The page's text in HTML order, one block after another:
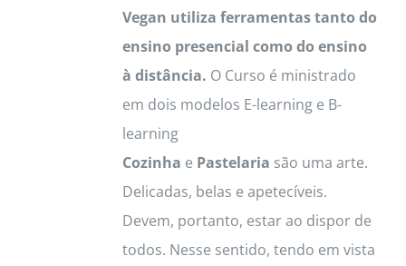
Vegan utiliza ferramentas tanto do
ensino presencial como do ensino
à distância. O Curso é ministrado
em dois modelos E-learning e B-
learning
Cozinha e Pastelaria são uma arte.
Delicadas, belas e apetecíveis.
Devem, portanto, estar ao dispor de
todos. Nesse sentido, tendo em vista